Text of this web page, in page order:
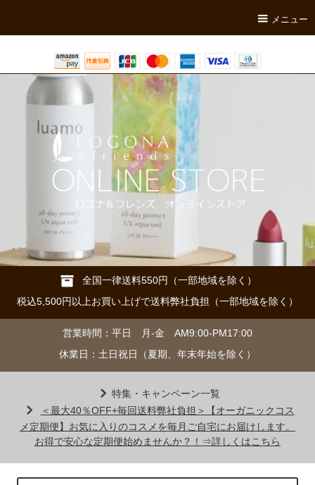
メニュー
全国一律送料550円（一部地域を除く）
税込5,500円以上お買い上げで送料弊社負担（一部地域を除く）
営業時間：平日 月-金 AM9:00-PM17:00
休業日：土日祝日（夏期、年末年始を除く）
特集・キャンペーン一覧
＜最大40％OFF+毎回送料弊社負担＞【オーガニックコス
メ定期便】お気に入りのコスメを毎月ご自宅にお届けします。
お得で安心な定期便始めませんか？！⇒詳しくはこちら